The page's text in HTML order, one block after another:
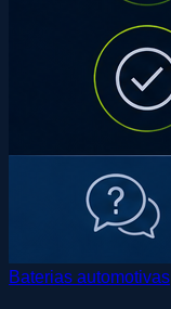
Baterias automotivas